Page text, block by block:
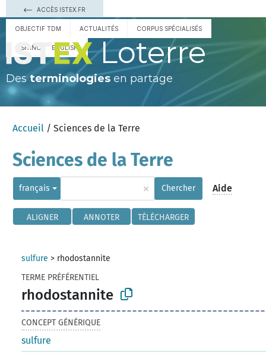
ACCÈS ISTEX.FR
OBJECTIF TDM ACTUALITÉS CORPUS SPÉCIALISÉS
ESPAÑOL ENGLISH Loterre
Des terminologies en partage
Accueil / Sciences de la Terre
Sciences de la Terre
français × Chercher Aide
ALIGNER ANNOTER TÉLÉCHARGER
sulfure > rhodostannite
TERME PRÉFÉRENTIEL
rhodostannite
CONCEPT GÉNÉRIQUE
sulfure